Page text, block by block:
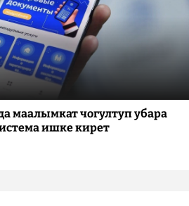
маалымкат чогултуп убара
ишке кирет